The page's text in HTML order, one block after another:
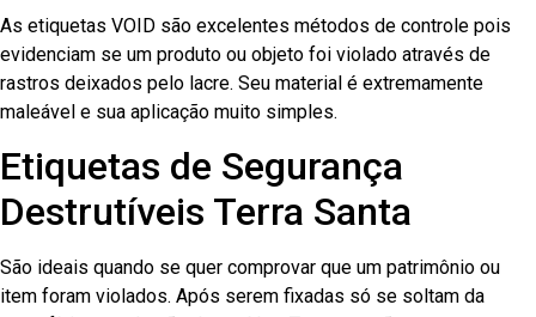
As etiquetas VOID são excelentes métodos de controle pois
evidenciam se um produto ou objeto foi violado através de
rastros deixados pelo lacre. Seu material é extremamente
maleável e sua aplicação muito simples.
Etiquetas de Segurança
Destrutíveis Terra Santa
São ideais quando se quer comprovar que um patrimônio ou
item foram violados. Após serem fixadas só se soltam da